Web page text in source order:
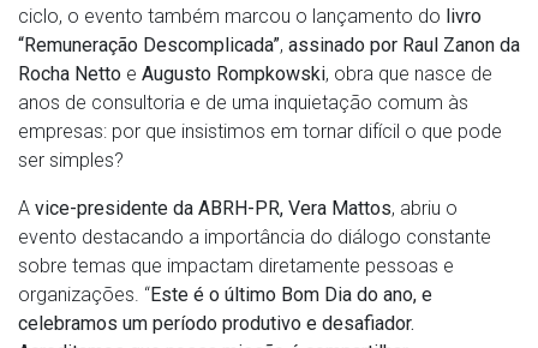
ciclo, o evento também marcou o lançamento do livro
“Remuneração Descomplicada”, assinado por Raul Zanon da
Rocha Netto e Augusto Rompkowski, obra que nasce de
anos de consultoria e de uma inquietação comum às
empresas: por que insistimos em tornar difícil o que pode
ser simples?
A vice-presidente da ABRH-PR, Vera Mattos, abriu o
evento destacando a importância do diálogo constante
sobre temas que impactam diretamente pessoas e
organizações. “Este é o último Bom Dia do ano, e
celebramos um período produtivo e desafiador.